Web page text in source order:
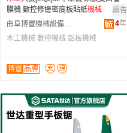
膜機 數控修邊密度板貼紙機械
廣告
曲阜博豐機械設備有限公司
4年
木工機械 數控機械 鋁板機械
博豐 品牌